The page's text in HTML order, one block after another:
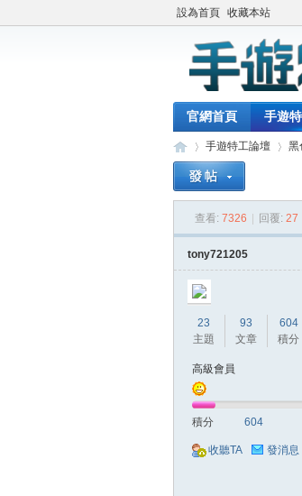
設為首頁 收藏本站
官網首頁 手遊
手遊特工論壇
›
黑
查看: 7326 回覆: 27
tony721205
23
主題
93
文章
604
積分
高級會員
積分 604
收聽TA 發消息